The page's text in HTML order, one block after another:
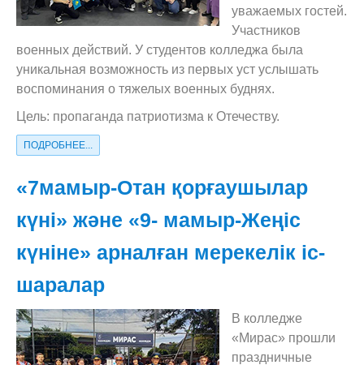
уважаемых гостей.
Участников
военных действий. У студентов колледжа была
уникальная возможность из первых уст услышать
воспоминания о тяжелых военных буднях.
Цель: пропаганда патриотизма к Отечеству.
ПОДРОБНЕЕ...
«7мамыр-Отан қорғаушылар
күні» және «9- мамыр-Жеңіс
күніне» арналған мерекелік іс-
шаралар
В колледже
«Мирас» прошли
праздничные